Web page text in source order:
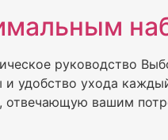
руководство
удобство ухода
отвечающую вашим